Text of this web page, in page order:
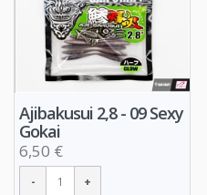
Ajibakusui 2,8 - 09 Sexy
Gokai
6,50 €